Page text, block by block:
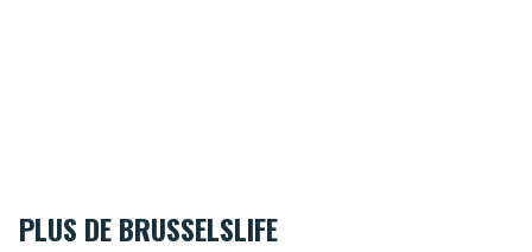
PLUS DE BRUSSELSLIFE